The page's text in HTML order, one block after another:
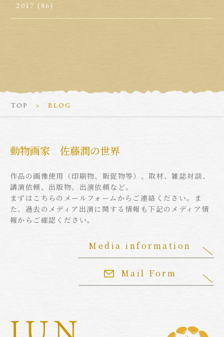
2017 (86)
TOP BLOG
動物画家 佐藤潤の世界
作品の画像使用（印刷物、販促物等）、取材、雑誌対談、
講演依頼、出版物、出演依頼など。
まずはこちらのメールフォームからご連絡ください。ま
た、過去のメディア出演に関する情報も下記のメディア情
報からご確認ください。
Mail Form
Media information